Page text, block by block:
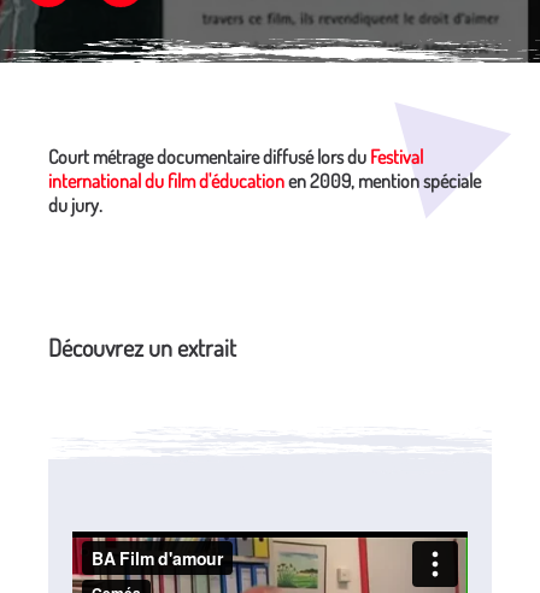
Court métrage documentaire diffusé lors du Festival
international du film d'éducationen 2009, mention spéciale
du jury.
Découvrez un extrait